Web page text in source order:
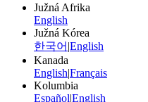
Južná Afrika
English
Južná Kórea
한국어 |English
Kanada
English|Français
Kolumbia
Español|English